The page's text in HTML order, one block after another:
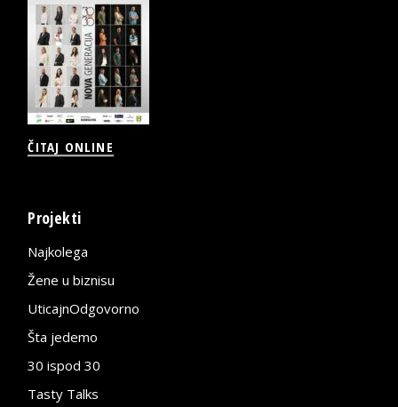
ČITAJ ONLINE
Projekti
Najkolega
Žene u biznisu
UticajnOdgovorno
Šta jedemo
30 ispod 30
Tasty Talks